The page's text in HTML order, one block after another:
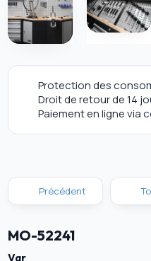
Protection des
Droit de retour de 14
Paiement en ligne via
Précédent
MO-52241
Var